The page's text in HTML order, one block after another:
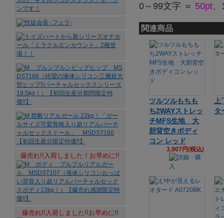
0～99文字 ＝ 50pt
関連商品
ツルツルもちも
ち2WAYストレッ
チMFS生地 大
胆背空きボディ
コン レッド
3,907円(税込)
タ
爆売れ!!入荷しました！お早めに!!
爆売れ!!入荷しました!!お早めに!!